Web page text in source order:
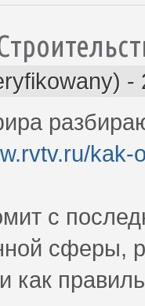
-
с
сферы,
как